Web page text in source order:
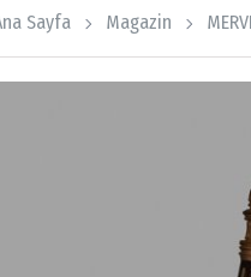
Sayfa Magazin